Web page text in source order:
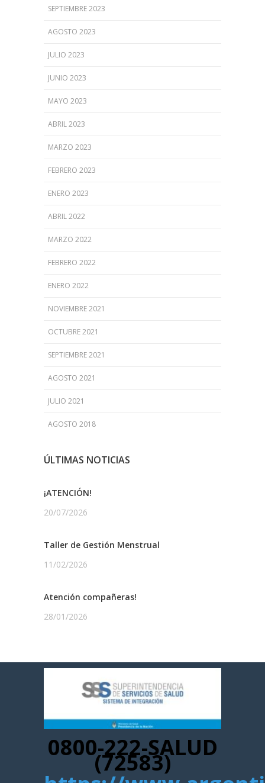
SEPTIEMBRE 2023
AGOSTO 2023
JULIO 2023
JUNIO 2023
MAYO 2023
ABRIL 2023
MARZO 2023
FEBRERO 2023
ENERO 2023
ABRIL 2022
MARZO 2022
FEBRERO 2022
ENERO 2022
NOVIEMBRE 2021
OCTUBRE 2021
SEPTIEMBRE 2021
AGOSTO 2021
JULIO 2021
AGOSTO 2018
ÚLTIMAS NOTICIAS
¡ATENCIÓN!
20/07/2026
Taller de Gestión Menstrual
11/02/2026
Atención compañeras!
28/01/2026
0800-222-SALUD
(72583)